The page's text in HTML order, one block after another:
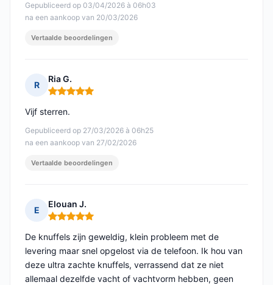
Gepubliceerd op 03/04/2026 à 06h03
na een aankoop van 20/03/2026
Vertaalde beoordelingen
R
Ria G.
Opmerking: 5 van 5
Gepubliceerd op 27/03/2026 à 06h25
na een aankoop van 27/02/2026
Vijf sterren.
Vertaalde beoordelingen
E
Elouan J.
Opmerking: 5 van 5
De knuffels zijn geweldig, klein probleem met de
levering maar snel opgelost via de telefoon. Ik hou van
deze ultra zachte knuffels, verrassend dat ze niet
allemaal dezelfde vacht of vachtvorm hebben, geen